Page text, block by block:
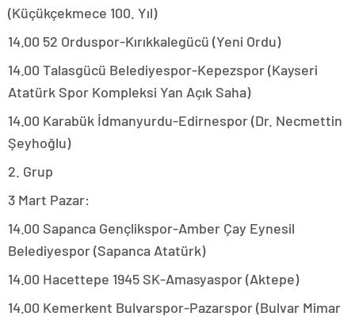
(Küçükçekmece 100. Yıl)
14.00 52 Orduspor-Kırıkkalegücü (Yeni Ordu)
14.00 Talasgücü Belediyespor-Kepezspor (Kayseri
Atatürk Spor Kompleksi Yan Açık Saha)
14.00 Karabük İdmanyurdu-Edirnespor (Dr. Necmettin
Şeyhoğlu)
2. Grup
3 Mart Pazar:
14.00 Sapanca Gençlikspor-Amber Çay Eynesil
Belediyespor (Sapanca Atatürk)
14.00 Hacettepe 1945 SK-Amasyaspor (Aktepe)
14.00 Kemerkent Bulvarspor-Pazarspor (Bulvar Mimar